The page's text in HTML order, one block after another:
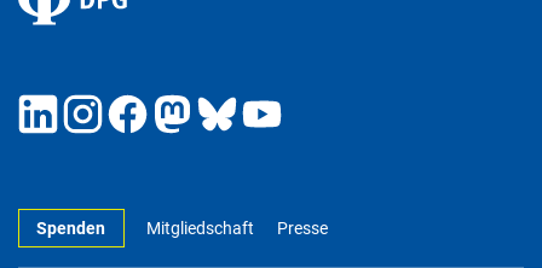
Spenden Mitgliedschaft Presse